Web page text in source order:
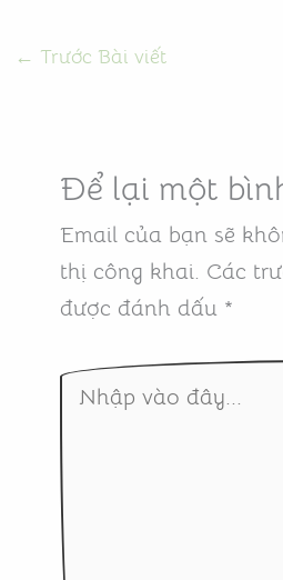
← Trước Bài viết
Để lại một
Email của bạn sẽ
thị công khai. Các
được đánh dấu *
Nhập
vào
đây...